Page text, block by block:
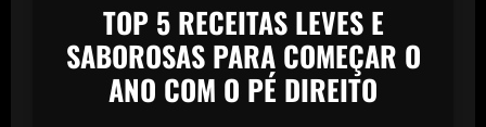
TOP 5 RECEITAS LEVES E
SABOROSAS PARA COMEÇAR O
ANO COM O PÉ DIREITO